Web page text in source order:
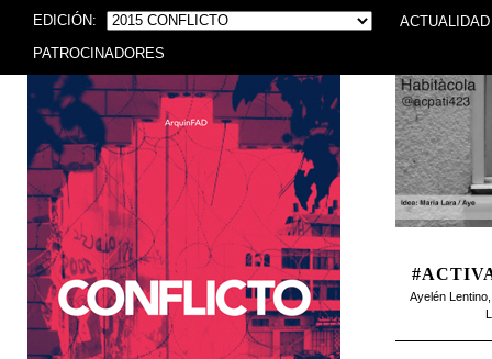
EDICIÓN: ACTUALIDAD
PATROCINADORES
Ayelén Lentino